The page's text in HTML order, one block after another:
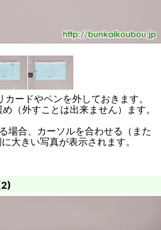
ードやペンを外しておきます。
め（外すことは出来ません）ます。
場合、カーソルを合わせる（また
大きい写真が表示されます。